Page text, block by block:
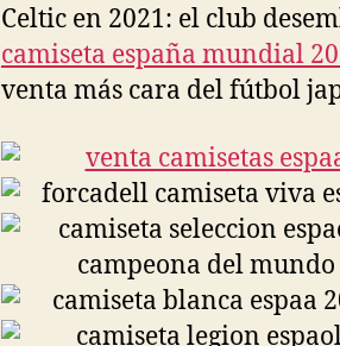
Celtic en 2021: el club
camiseta españa mundial
venta más cara del fútbol